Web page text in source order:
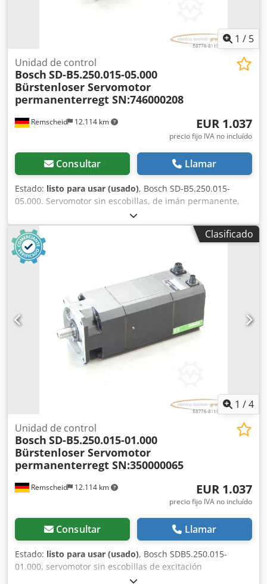
1 / 5
Remscheid 12.114 km
Unidad de control
Bosch SD-B5.250.015-05.000
Bürstenloser Servomotor
permanenterregt SN:746000208
EUR 1.037
precio fijo IVA no incluído
Consultar Llamar
Estado: listo para usar (usado), Bosch SD-B5.250.015-
05.000. Servomotor sin escobillas, de imán permanente,
número de serie: 746000208. Un conector está ligeramente
dañado, como se muestra en la foto. Usado, con signos
normales de uso, 100 % funcional. El alcance del
suministro se corresponde con las fotos. ATENCIÓN:
¡Solicite por separado el presupuesto para el embalaje y el
envío! ATENCIÓN: Por favor, solicite por separado el coste
del embalaje y el transporte. Crjdpoi D E U Hefx Afpsf
Clasificado
1 /4
Remscheid 12.114 km
Unidad de control
Bosch SD-B5.250.015-01.000
Bürstenloser Servomotor
permanenterregt SN:350000065
EUR 1.037
precio fijo IVA no incluído
Consultar Llamar
Estado: listo para usar (usado), Bosch SDB5.250.015-
01.000, servomotor sin escobillas de excitación
permanente, n.º de serie: 350000065, usado, con signos